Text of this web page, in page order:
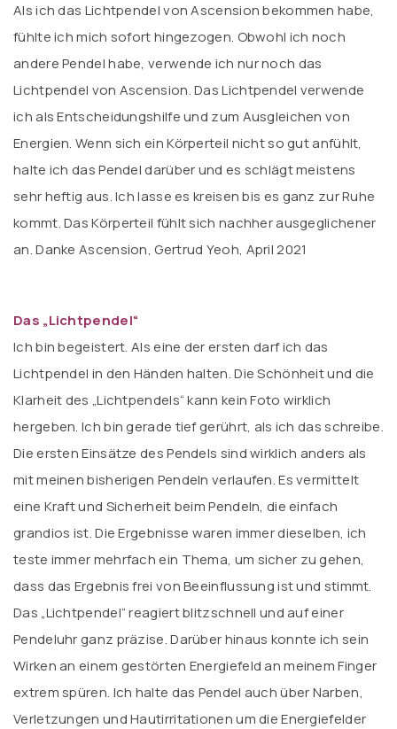
Als ich das Lichtpendel von Ascension bekommen habe,
fühlte ich mich sofort hingezogen. Obwohl ich noch
andere Pendel habe, verwende ich nur noch das
Lichtpendel von Ascension. Das Lichtpendel verwende
ich als Entscheidungshilfe und zum Ausgleichen von
Energien. Wenn sich ein Körperteil nicht so gut anfühlt,
halte ich das Pendel darüber und es schlägt meistens
sehr heftig aus. Ich lasse es kreisen bis es ganz zur Ruhe
kommt. Das Körperteil fühlt sich nachher ausgeglichener
an. Danke Ascension, Gertrud Yeoh, April 2021
Das „Lichtpendel“
Ich bin begeistert. Als eine der ersten darf ich das
Lichtpendel in den Händen halten. Die Schönheit und die
Klarheit des „Lichtpendels“ kann kein Foto wirklich
hergeben. Ich bin gerade tief gerührt, als ich das schreibe.
Die ersten Einsätze des Pendels sind wirklich anders als
mit meinen bisherigen Pendeln verlaufen. Es vermittelt
eine Kraft und Sicherheit beim Pendeln, die einfach
grandios ist. Die Ergebnisse waren immer dieselben, ich
teste immer mehrfach ein Thema, um sicher zu gehen,
dass das Ergebnis frei von Beeinflussung ist und stimmt.
Das „Lichtpendel“ reagiert blitzschnell und auf einer
Pendeluhr ganz präzise. Darüber hinaus konnte ich sein
Wirken an einem gestörten Energiefeld an meinem Finger
extrem spüren. Ich halte das Pendel auch über Narben,
Verletzungen und Hautirritationen um die Energiefelder